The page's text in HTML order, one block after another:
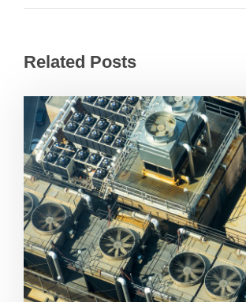
Related Posts